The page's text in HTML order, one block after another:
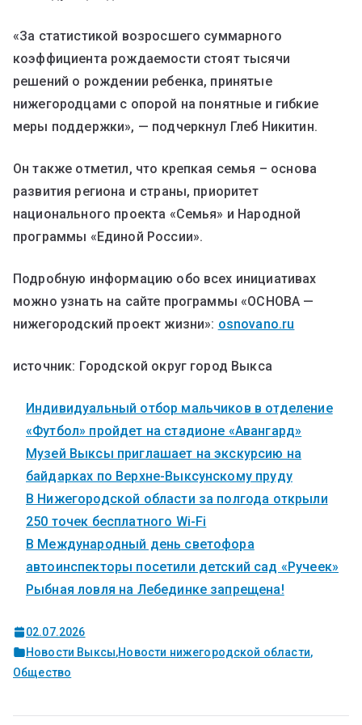
«За статистикой возросшего суммарного
коэффициента рождаемости стоят тысячи
решений о рождении ребенка, принятые
нижегородцами с опорой на понятные и гибкие
меры поддержки», — подчеркнул Глеб Никитин.
Он также отметил, что крепкая семья – основа
развития региона и страны, приоритет
национального проекта «Семья» и Народной
программы «Единой России».
Подробную информацию обо всех инициативах
можно узнать на сайте программы «ОСНОВА —
нижегородский проект жизни»: osnovano.ru
источник: Городской округ город Выкса
Индивидуальный отбор мальчиков в отделение
«Футбол» пройдет на стадионе «Авангард»
Музей Выксы приглашает на экскурсию на
байдарках по Верхне-Выксунскому пруду
В Нижегородской области за полгода открыли
250 точек бесплатного Wi-Fi
В Международный день светофора
автоинспекторы посетили детский сад «Ручеек»
Рыбная ловля на Лебединке запрещена!
02.07.2026
Новости Выксы,Новости нижегородской области,
Общество